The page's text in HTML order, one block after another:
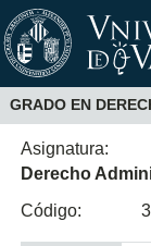
GRADO EN
Asignatura:
Derecho
Código: